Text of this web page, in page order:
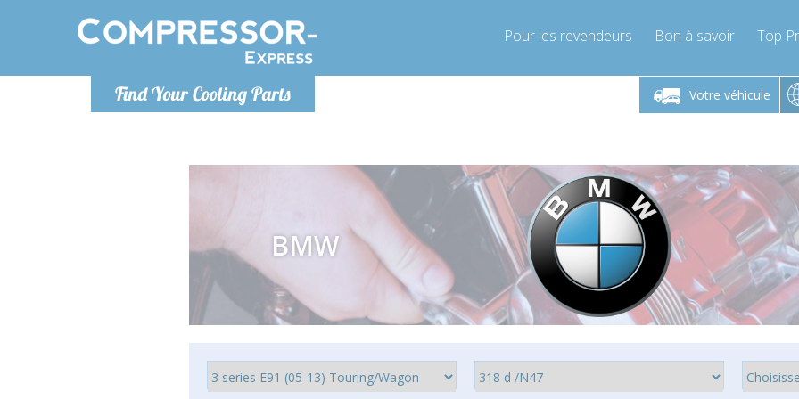
Find Your Cooling Parts
Pour les revendeurs Bon à savoir Top
Votre véhicule
Lundi-Vendredi 9h-17h Lundi-Vendredi 9h-17h
info@compressor-express.fr
Lundi-
BMW